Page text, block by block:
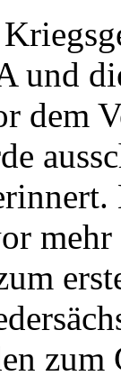
und
dem
zum